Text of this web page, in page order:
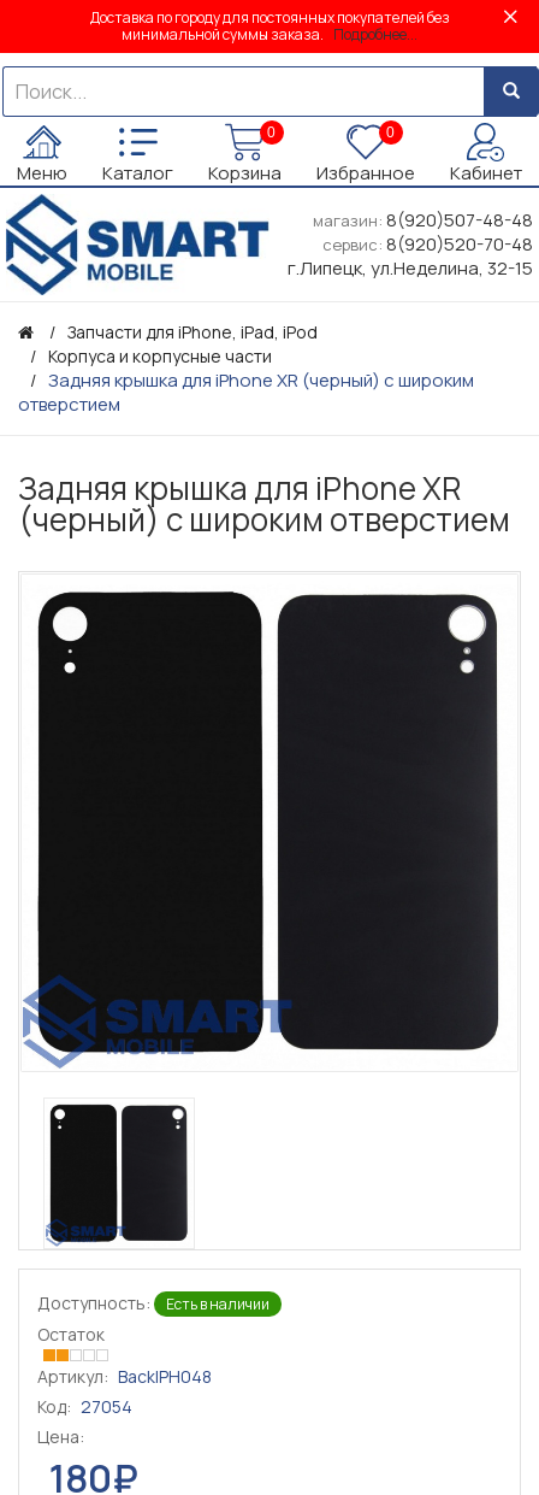
Доставка по городу для постоянных покупателей без
минимальной суммы заказа. Подробнее...
Меню Каталог
0
Корзина
0
Избранное Кабинет
магазин: 8(920)507-48-48
сервис: 8(920)520-70-48
г.Липецк, ул.Неделина, 32-15
Запчасти для iPhone, iPad, iPod
Корпуса и корпусные части
Задняя крышка для iPhone XR (черный) с широким
отверстием
Задняя крышка для iPhone XR
(черный) с широким отверстием
Доступность: Есть в наличии
Остаток
Артикул: BackIPH048
Код: 27054
Цена:
180₽